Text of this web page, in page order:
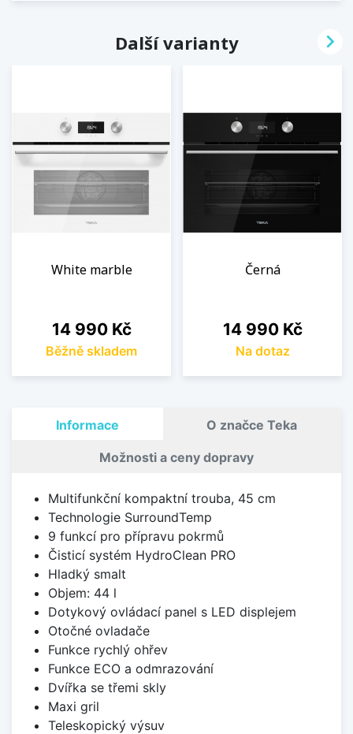
Další varianty
White marble
Cena
14 990 Kč
Běžně skladem
Černá
Cena
14 990 Kč
Na dotaz

Informace O značce Teka
Možnosti a ceny dopravy
Multifunkční kompaktní trouba, 45 cm
Technologie SurroundTemp
9 funkcí pro přípravu pokrmů
Čisticí systém HydroClean PRO
Hladký smalt
Objem: 44 l
Dotykový ovládací panel s LED displejem
Otočné ovladače
Funkce rychlý ohřev
Funkce ECO a odmrazování
Dvířka se třemi skly
Maxi gril
Teleskopický výsuv